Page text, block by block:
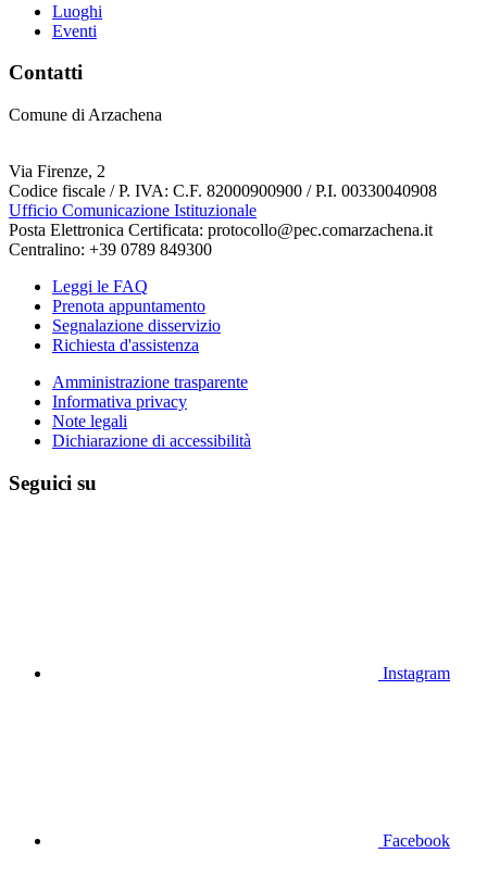
Luoghi
Eventi
Contatti
Comune di Arzachena
Via Firenze, 2
Codice fiscale / P. IVA: C.F. 82000900900 / P.I. 00330040908
Ufficio Comunicazione Istituzionale
Posta Elettronica Certificata: protocollo@pec.comarzachena.it
Centralino: +39 0789 849300
Leggi le FAQ
Prenota appuntamento
Segnalazione disservizio
Richiesta d'assistenza
Amministrazione trasparente
Informativa privacy
Note legali
Dichiarazione di accessibilità
Seguici su
Instagram
Facebook